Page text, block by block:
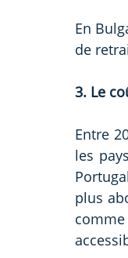
En
de
3. Le
Entre
les
plus